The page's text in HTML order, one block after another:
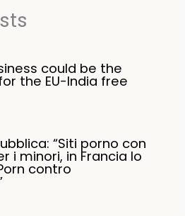
could be the
the EU-India free
“Siti porno con
i minori, in Francia lo
contro